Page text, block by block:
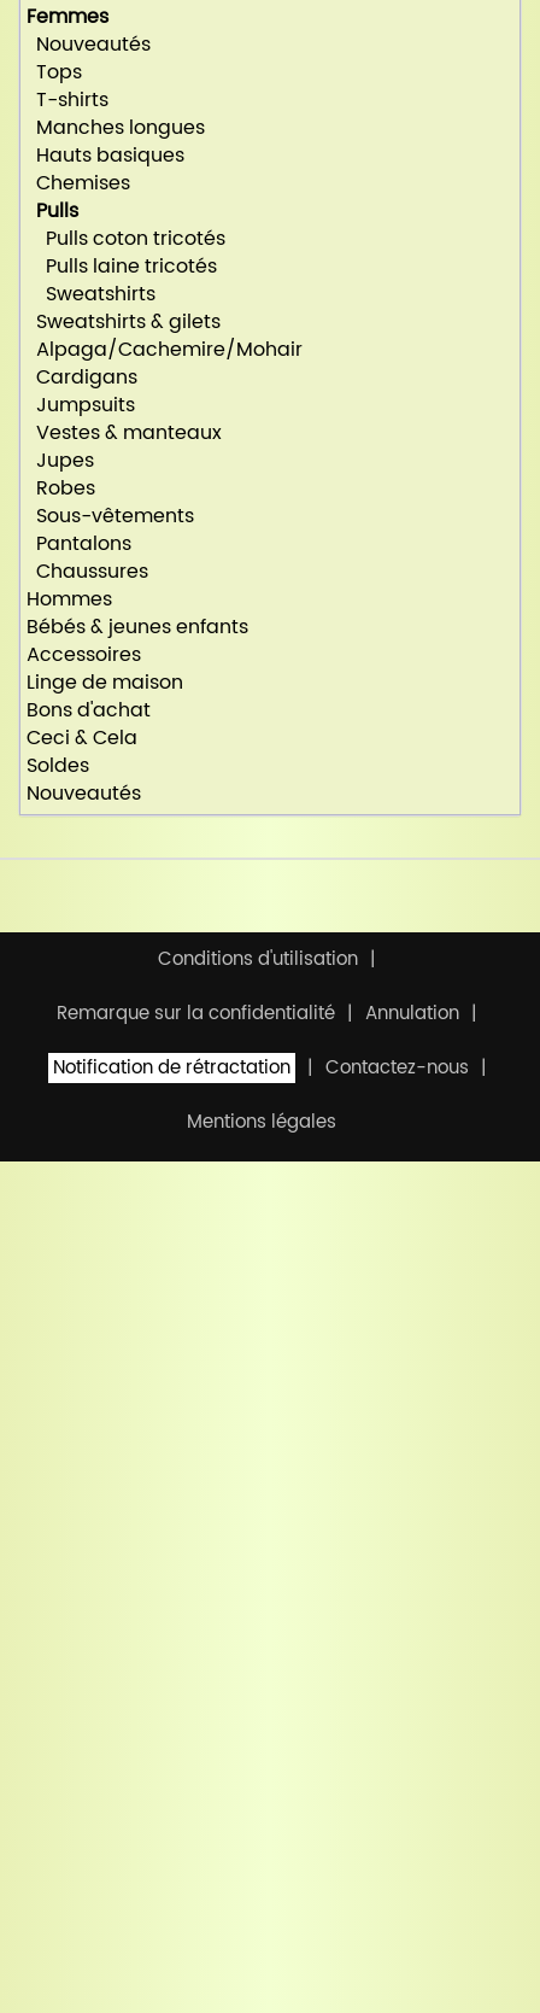
Femmes
Nouveautés
Tops
T-shirts
Manches longues
Hauts basiques
Chemises
Pulls
Pulls coton tricotés
Pulls laine tricotés
Sweatshirts
Sweatshirts & gilets
Alpaga/Cachemire/Mohair
Cardigans
Jumpsuits
Vestes & manteaux
Jupes
Robes
Sous-vêtements
Pantalons
Chaussures
Hommes
Bébés & jeunes enfants
Accessoires
Linge de maison
Bons d'achat
Ceci & Cela
Soldes
Nouveautés
Conditions d'utilisation
Remarque sur la confidentialité
Annulation
Notification de rétractation
Contactez-nous
Mentions légales